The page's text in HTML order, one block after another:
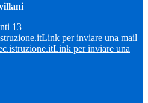
13
Link per inviare una mail
Link per inviare una